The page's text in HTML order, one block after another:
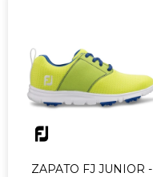
ZAPATO FJ JUNIOR -